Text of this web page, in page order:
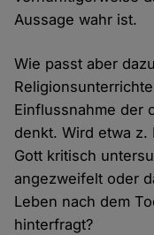
Aussage wahr ist.
Wie passt aber
Einflussnahme der
denkt. Wird etwa z.
Gott kritisch
angezweifelt oder
Leben nach dem
hinterfragt?